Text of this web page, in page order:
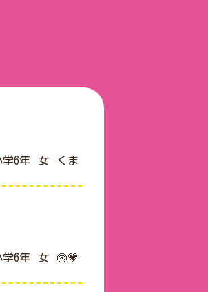
学6年 女 くま
学6年 女 🍥💗